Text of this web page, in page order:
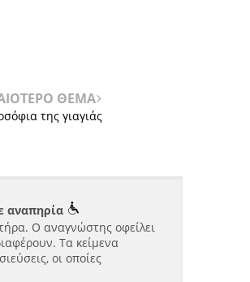
ΘΕΜΑ
της γιαγιάς
αναπηρία
Ο αναγνώστης οφείλει
Τα κείμενα
οι οποίες